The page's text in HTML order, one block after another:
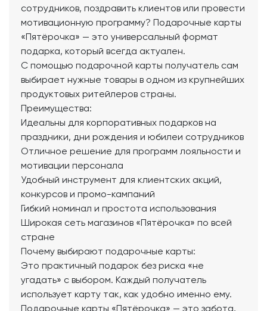
сотрудников, поздравить клиентов или провести
мотивационную программу? Подарочные карты
«Пятёрочка» — это универсальный формат
подарка, который всегда актуален.
С помощью подарочной карты получатель сам
выбирает нужные товары в одном из крупнейших
продуктовых ритейлеров страны.
Преимущества:
Идеальны для корпоративных подарков на
праздники, дни рождения и юбилеи сотрудников
Отличное решение для программ лояльности и
мотивации персонала
Удобный инструмент для клиентских акций,
конкурсов и промо-кампаний
Гибкий номинал и простота использования
Широкая сеть магазинов «Пятёрочка» по всей
стране
Почему выбирают подарочные карты:
Это практичный подарок без риска «не
угадать» с выбором. Каждый получатель
использует карту так, как удобно именно ему.
Подарочные карты «Пятёрочка» — это забота,